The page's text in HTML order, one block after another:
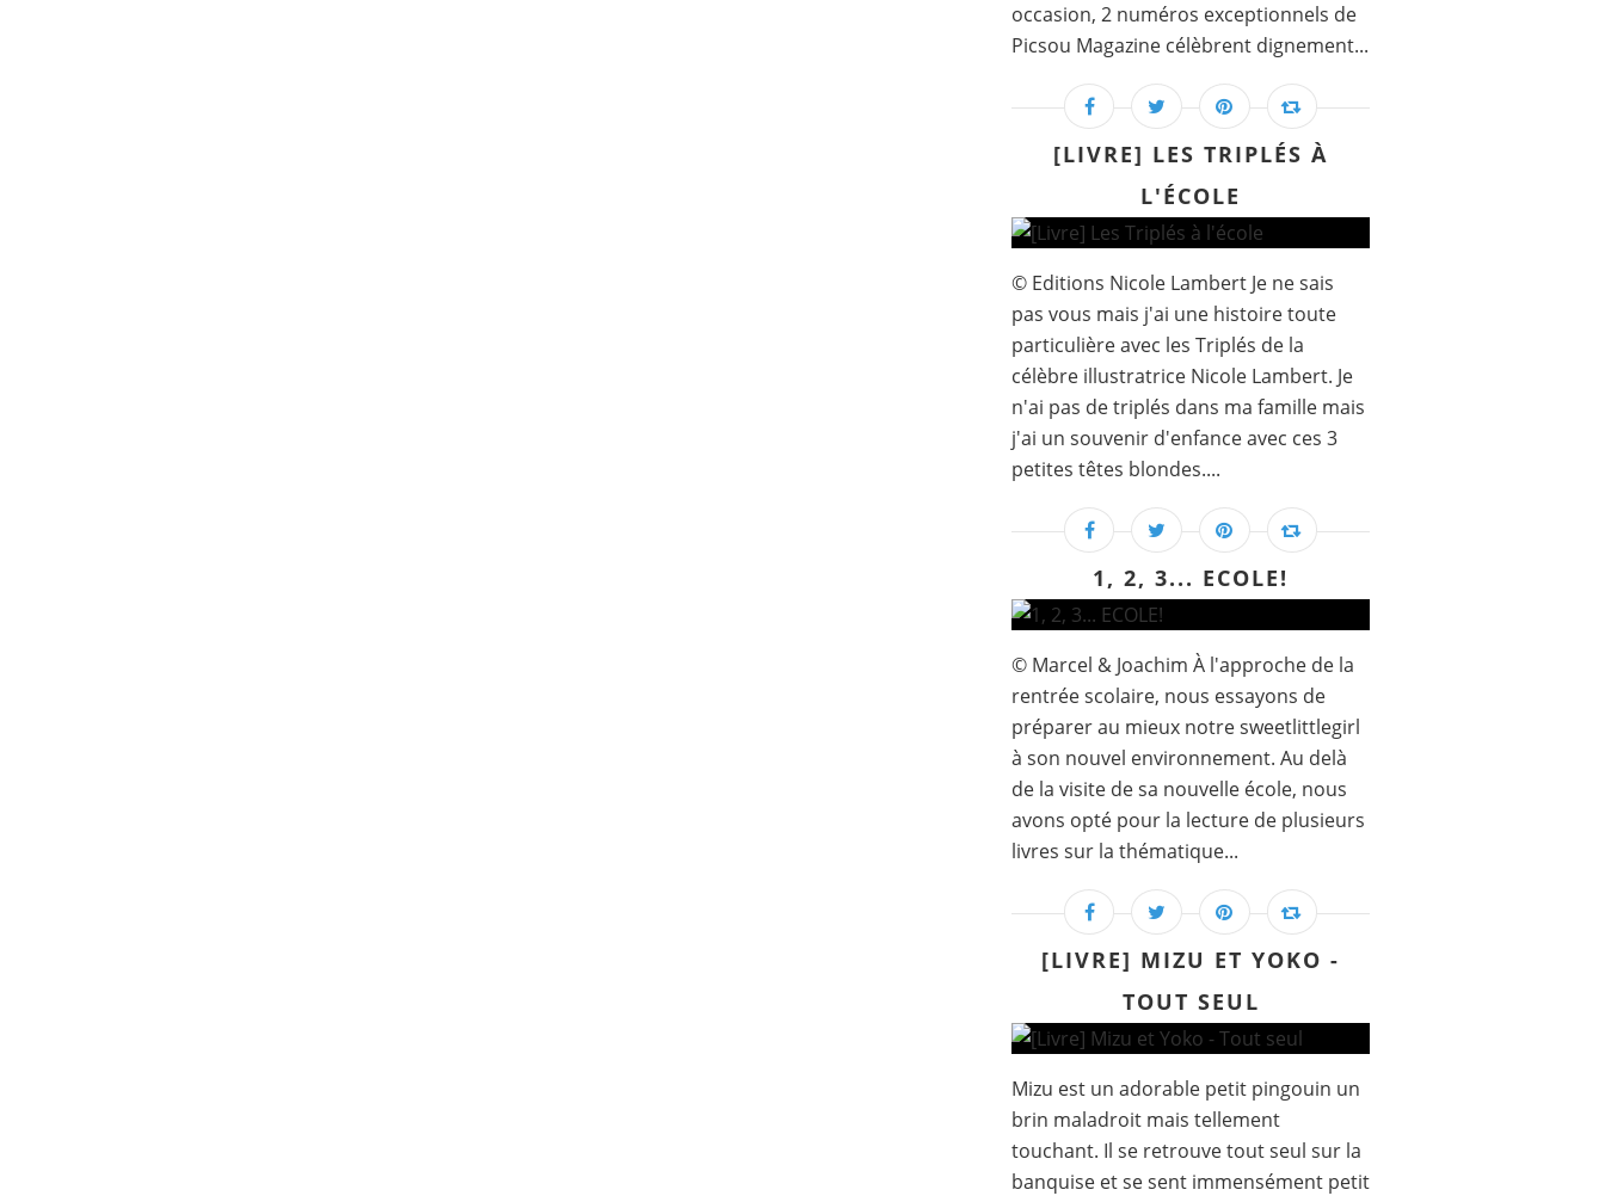
occasion, 2 numéros exceptionnels de
Picsou Magazine célèbrent dignement...
[LIVRE] LES TRIPLÉS À
L'ÉCOLE
© Editions Nicole Lambert Je ne sais
pas vous mais j'ai une histoire toute
particulière avec les Triplés de la
célèbre illustratrice Nicole Lambert. Je
n'ai pas de triplés dans ma famille mais
j'ai un souvenir d'enfance avec ces 3
petites têtes blondes....
1, 2, 3... ECOLE!
© Marcel & Joachim À l'approche de la
rentrée scolaire, nous essayons de
préparer au mieux notre sweetlittlegirl
à son nouvel environnement. Au delà
de la visite de sa nouvelle école, nous
avons opté pour la lecture de plusieurs
livres sur la thématique...
[LIVRE] MIZU ET YOKO -
TOUT SEUL
Mizu est un adorable petit pingouin un
brin maladroit mais tellement
touchant. Il se retrouve tout seul sur la
banquise et se sent immensément petit